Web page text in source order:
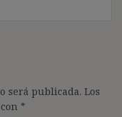
será publicada. Los
*